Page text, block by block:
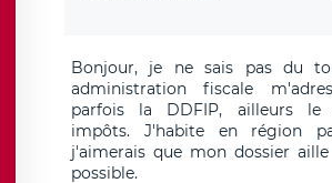
Bonjour, je ne sais pas du
administration fiscale
parfois la DDFIP, ailleurs le
impôts. J'habite en région
j'aimerais que mon dossier
possible.